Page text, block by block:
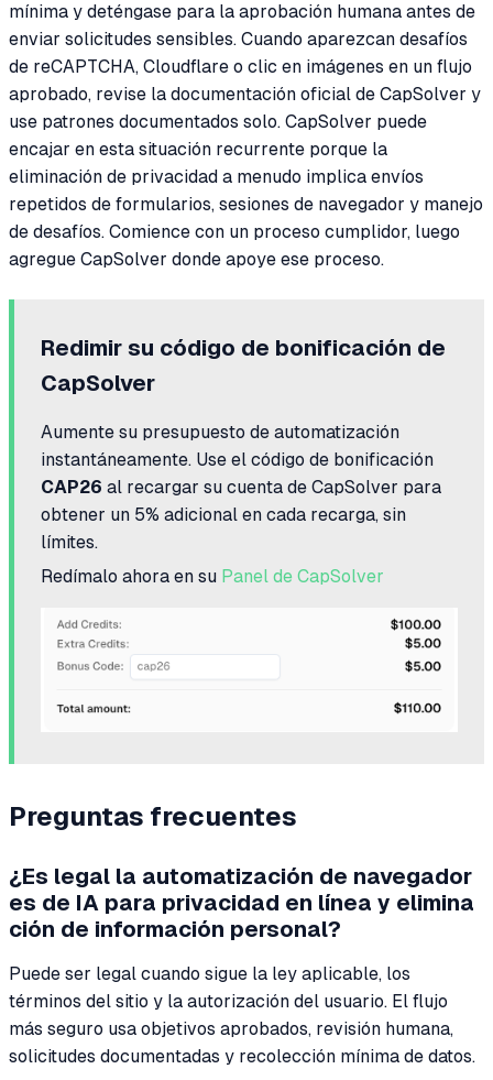
mínima y deténgase para la aprobación humana antes de
enviar solicitudes sensibles. Cuando aparezcan desafíos
de reCAPTCHA, Cloudflare o clic en imágenes en un flujo
aprobado, revise la documentación oficial de CapSolver y
use patrones documentados solo. CapSolver puede
encajar en esta situación recurrente porque la
eliminación de privacidad a menudo implica envíos
repetidos de formularios, sesiones de navegador y manejo
de desafíos. Comience con un proceso cumplidor, luego
agregue CapSolver donde apoye ese proceso.
Redimir su código de bonificación de
CapSolver
Aumente su presupuesto de automatización
instantáneamente. Use el código de bonificación
CAP26 al recargar su cuenta de CapSolver para
obtener un 5% adicional en cada recarga, sin
límites.
Redímalo ahora en su Panel de CapSolver
Preguntas frecuentes
¿Es legal la automatización de navegador
es de IA para privacidad en línea y elimina
ción de información personal?
Puede ser legal cuando sigue la ley aplicable, los
términos del sitio y la autorización del usuario. El flujo
más seguro usa objetivos aprobados, revisión humana,
solicitudes documentadas y recolección mínima de datos.